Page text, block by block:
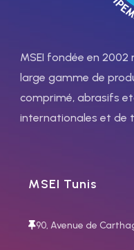
jusqu’à 1 150°°C. L’OK 68.81
dont la soudabilité est
réduite et les couches
rechargement.
ainsi de suite.
MSEI fondée en
large gamme de
comprimé, abrasifs
internationales et de
MSEI Tunis
90, Avenue de